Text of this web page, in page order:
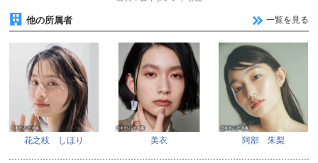
他の所属者 一覧を見る
花之枝 しほり 美衣 阿部 朱梨